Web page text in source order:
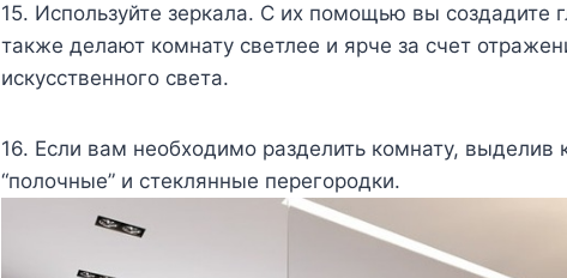
15. Используйте зеркала. С их помощью вы создадите
также делают комнату светлее и ярче за счет
искусственного света.
16. Если вам необходимо разделить комнату, выделив
“полочные” и стеклянные перегородки.